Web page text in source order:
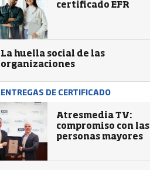
certificado EFR
La huella social de las
organizaciones
ENTREGAS DE CERTIFICADO
Atresmedia TV:
compromiso con las
personas mayores